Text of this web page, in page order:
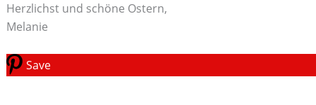
Herzlichst und schöne Ostern,
Melanie
Save